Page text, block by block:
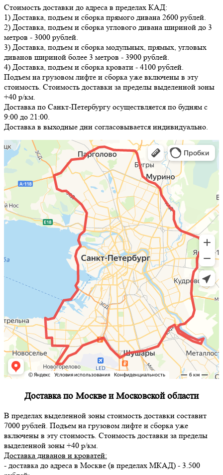
Стоимость доставки до адреса в пределах КАД:
1) Доставка, подъем и сборка прямого дивана 2600 рублей.
2) Доставка, подъем и сборка углового дивана шириной до 3
метров - 3000 рублей.
3) Доставка, подъем и сборка модульных, прямых, угловых
диванов шириной более 3 метров - 3900 рублей.
4) Доставка, подъем и сборка кровати - 4100 рублей.
Подъем на грузовом лифте и сборка уже включены в эту
стоимость. Стоимость доставки за пределы выделенной зоны
+40 р/км.
Доставка по Санкт-Петербургу осуществляется по будням с
9:00 до 21:00.
Доставка в выходные дни согласовывается индивидуально.
Доставка по Москве и Московской области
В пределах выделенной зоны стоимость доставки составит
7000 рублей. Подъем на грузовом лифте и сборка уже
включены в эту стоимость. Стоимость доставки за пределы
выделенной зоны +40 р/км.
Доставка диванов и кроватей:
- доставка до адреса в Москве (в пределах МКАД) - 3.500